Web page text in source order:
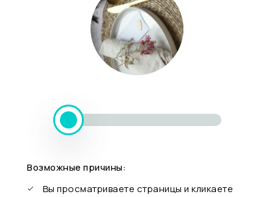
Возможные причины:
Вы просматриваете страницы и кликаете